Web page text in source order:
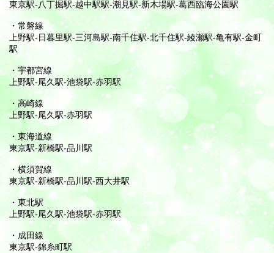
東京駅-八丁掘駅-越中駅駅-潮見駅-新木場駅-葛西臨海公園駅
・常磐線
上野駅-日暮里駅-三河島駅-南千住駅-北千住駅-綾瀬駅-亀有駅-金町
駅
・宇都宮線
上野駅-尾久駅-池袋駅-赤羽駅
・高崎線
上野駅-尾久駅-赤羽駅
・東海道線
東京駅-新橋駅-品川駅
・横須賀線
東京駅-新橋駅-品川駅-西大井駅
・東北駅
上野駅-尾久駅-池袋駅-赤羽駅
・成田線
東京駅-錦糸町駅